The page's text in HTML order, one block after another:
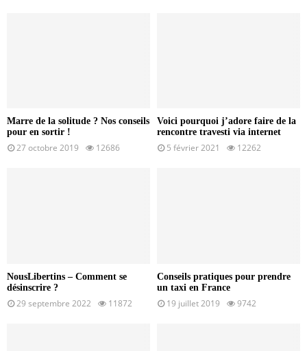
Marre de la solitude ? Nos conseils
pour en sortir !
27 octobre 2019 12686
Voici pourquoi j’adore faire de la
rencontre travesti via internet
5 février 2021 12262
NousLibertins – Comment se
désinscrire ?
29 septembre 2022 11872
Conseils pratiques pour prendre
un taxi en France
19 juillet 2019 9742